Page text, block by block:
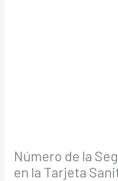
Número de la
en la Tarjeta